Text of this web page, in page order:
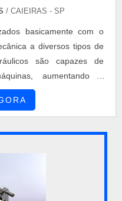
/ CAIEIRAS - SP
basicamente com o
a diversos tipos de
são capazes de
aumentando a
deixando de lado a
encontrar cilindros com
mm. Dessa forma, é ...